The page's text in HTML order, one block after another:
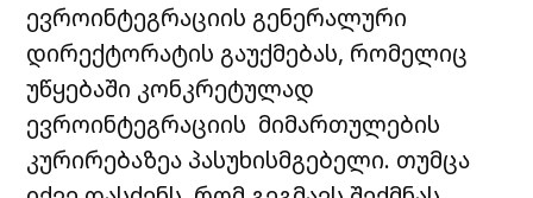
ევროინტეგრაციის გენერალური
დირექტორატის გაუქმებას, რომელიც
უწყებაში კონკრეტულად
ევროინტეგრაციის მიმართულების
კურირებაზეა პასუხისმგებელი. თუმცა